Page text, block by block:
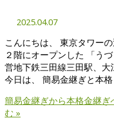
2025.04.07
こんにちは、 東京タワー
２階にオープンした 「う
営地下鉄三田線三田駅、
今日は、 簡易金継ぎと本格
簡易金継ぎから本格金継
む »